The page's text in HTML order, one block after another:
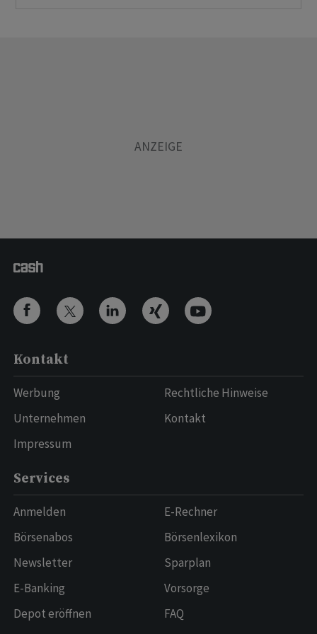
Kontakt
Werbung
Unternehmen
Impressum
Rechtliche Hinweise
Kontakt
Services
Anmelden
Börsenabos
Newsletter
E-Banking
Depot eröffnen
E-Rechner
Börsenlexikon
Sparplan
Vorsorge
FAQ